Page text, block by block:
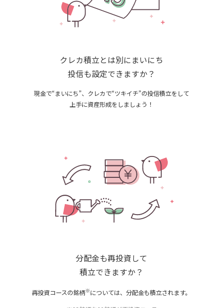
クレカ積立とは別にまいにち
投信も設定できますか？
現金で“まいにち”、クレカで“ツキイチ”の投信積立をして
上手に資産形成をしましょう！
分配金も再投資して
積立できますか？
再投資コースの銘柄※については、 分配金も積立されます。